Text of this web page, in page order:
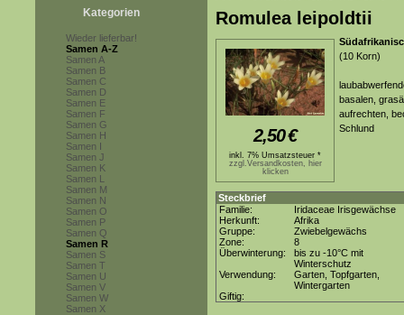
Kategorien
Wieder lieferbar!
Samen A-Z
Samen A
Samen B
Samen C
Samen D
Samen E
Samen F
Samen G
Samen H
Samen I
Samen J
Samen K
Samen L
Samen M
Samen N
Samen O
Samen P
Samen Q
Samen R
Samen S
Samen T
Samen U
Samen V
Samen W
Samen X
Romulea leipoldtii
2,50€
inkl. 7% Umsatzsteuer *
zzgl.Versandkosten, hier
klicken
(10 Korn)
basalen,
aufrechten,
Schlund
Steckbrief
Familie:
Iridaceae Irisgewächse
Herkunft:
Afrika
Gruppe:
Zwiebelgewächs
Zone:
8
Überwinterung:
bis zu -10°C mit
Winterschutz
Verwendung:
Garten, Topfgarten,
Wintergarten
Giftig: